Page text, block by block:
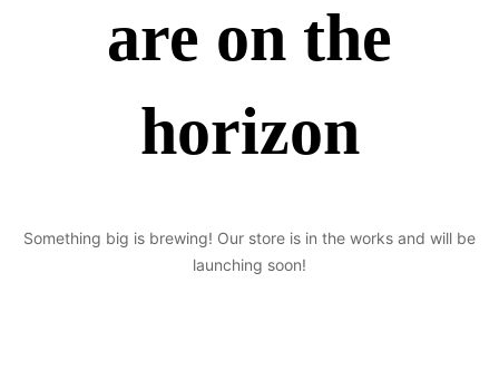
are on the
horizon
Something big is brewing! Our store is in the works and will be
launching soon!